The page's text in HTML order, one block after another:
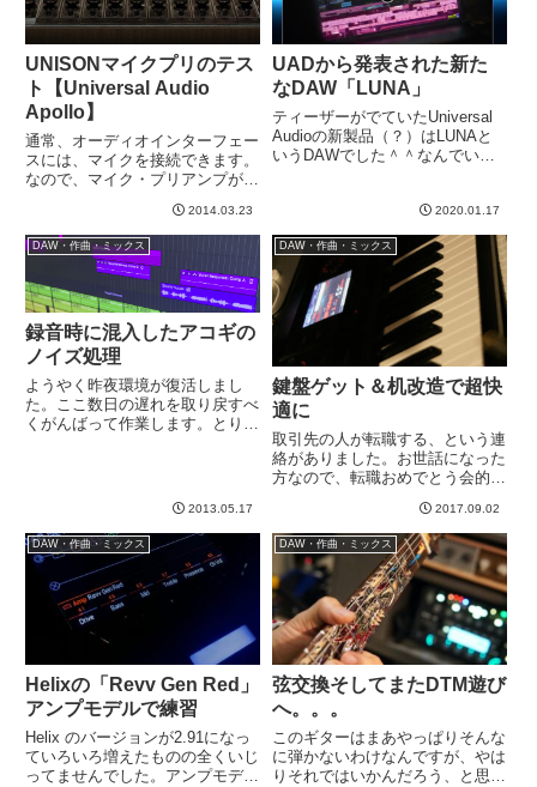
UNISONマイクプリのテス
ト【Universal Audio
Apollo】
通常、オーディオインターフェー
スには、マイクを接続できます。
なので、マイク・プリアンプが内
ディオインターフェースの広告の
売り文句には、・高品質なマイク
プリ搭載！・原音そのままの透明
感のあるマイクプリ的なことが
書...
2014.03.23
UADから発表された新た
なDAW「LUNA」
ティーザーがでていたUniversal
Audioの新製品（？）はLUNAと
いうDAWでした＾＾なんでいま
でかつあんまり儲かりそうもない
プロダクトを作るんだろう、、、
と正直思いまし...
2020.01.17
DAW・作曲・ミックス
録音時に混入したアコギの
ノイズ処理
ようやく昨夜環境が復活しまし
た。ここ数日の遅れを取り戻すべ
くがんばって作業します。とりあ
けてレベルを稼いでいくとノイズ
が出てきちゃうので処理しなき
ゃ、...
2013.05.17
DAW・作曲・ミックス
鍵盤ゲット＆机改造で超快
適に
取引先の人が転職する、という連
絡がありました。お世話になった
方なので、転職おめでとう会的な
ーボードで以前バンドやってたと
いうことで、たまに会うと音楽の
趣味の話などをよくしてました。
その流れで、「実は６１鍵くら
い...
2017.09.02
DAW・作曲・ミックス
Helixの「Revv Gen Red」
アンプモデルで練習
Helix のバージョンが2.91になっ
ていろいろ増えたものの全くいじ
ってませんでした。アンプモデル
DAW・作曲・ミックス
弦交換そしてまたDTM遊び
へ。。。
このギターはまあやっぱりそんな
に弾かないわけなんですが、やは
りそれではいかんだろう、と思い